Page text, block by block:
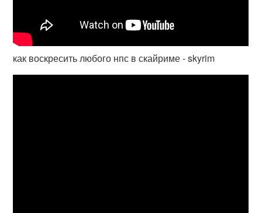
как воскресить любого нпс в скайриме - skyrim